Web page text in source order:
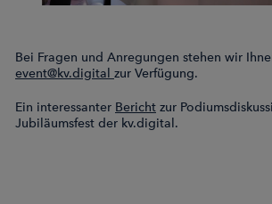
Bei Fragen und Anregungen stehen wir
event@kv.digital zur Verfügung.
Ein interessanter Bericht zur
Jubiläumsfest der kv.digital.